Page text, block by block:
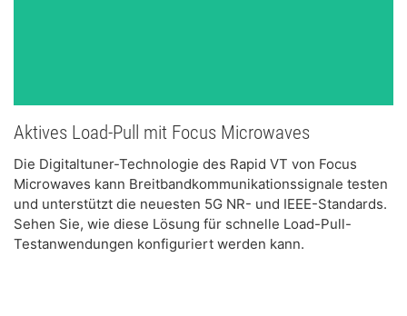
Aktives Load-Pull mit Focus Microwaves
Die Digitaltuner-Technologie des Rapid VT von Focus
Microwaves kann Breitbandkommunikationssignale testen
und unterstützt die neuesten 5G NR- und IEEE-Standards.
Sehen Sie, wie diese Lösung für schnelle Load-Pull-
Testanwendungen konfiguriert werden kann.